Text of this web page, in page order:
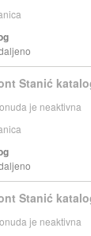
Stanić
je neaktivna
Stanić
je neaktivna